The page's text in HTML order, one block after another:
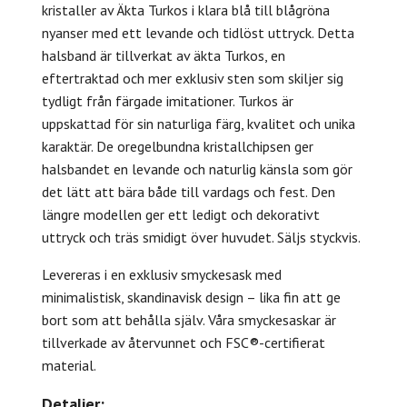
kristaller av Äkta Turkos i klara blå till blågröna
nyanser med ett levande och tidlöst uttryck. Detta
halsband är tillverkat av äkta Turkos, en
eftertraktad och mer exklusiv sten som skiljer sig
tydligt från färgade imitationer. Turkos är
uppskattad för sin naturliga färg, kvalitet och unika
karaktär. De oregelbundna kristallchipsen ger
halsbandet en levande och naturlig känsla som gör
det lätt att bära både till vardags och fest. Den
längre modellen ger ett ledigt och dekorativt
uttryck och träs smidigt över huvudet. Säljs styckvis.
Levereras i en exklusiv smyckesask med
minimalistisk, skandinavisk design – lika fin att ge
bort som att behålla själv. Våra smyckesaskar är
tillverkade av återvunnet och FSC®-certifierat
material.